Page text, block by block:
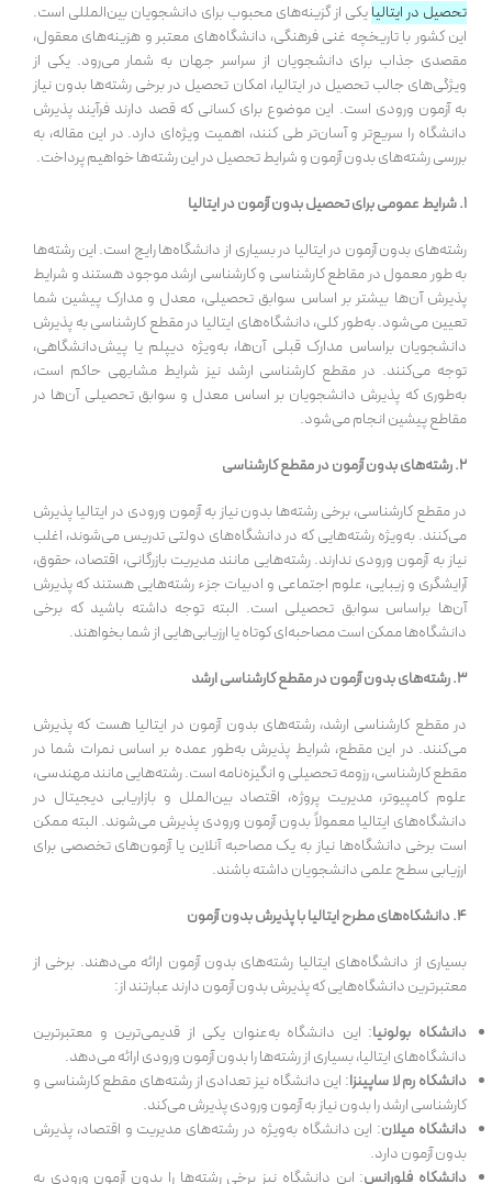
تحصیل در ایتالیایکی از گزینه‌های محبوب برای دانشجویان بین‌المللی است.
این کشور با تاریخچه غنی فرهنگی، دانشگاه‌های معتبر و هزینه‌های معقول،
مقصدی جذاب برای دانشجویان از سراسر جهان به شمار می‌رود. یکی از
ویژگی‌های جالب تحصیل در ایتالیا، امکان تحصیل در برخی رشته‌ها بدون نیاز
به آزمون ورودی است. این موضوع برای کسانی که قصد دارند فرآیند پذیرش
دانشگاه را سریع‌تر و آسان‌تر طی کنند، اهمیت ویژه‌ای دارد. در این مقاله، به
بررسی رشته‌های بدون آزمون و شرایط تحصیل در این رشته‌ها خواهیم پرداخت.
۱. شرایط عمومی برای تحصیل بدون آزمون در ایتالیا
رشته‌های بدون آزمون در ایتالیا در بسیاری از دانشگاه‌ها رایج است. این رشته‌ها
به طور معمول در مقاطع کارشناسی و کارشناسی ارشد موجود هستند و شرایط
پذیرش آن‌ها بیشتر بر اساس سوابق تحصیلی، معدل و مدارک پیشین شما
تعیین می‌شود. به‌طور کلی، دانشگاه‌های ایتالیا در مقطع کارشناسی به پذیرش
دانشجویان براساس مدارک قبلی آن‌ها، به‌ویژه دیپلم یا پیش‌دانشگاهی،
توجه می‌کنند. در مقطع کارشناسی ارشد نیز شرایط مشابهی حاکم است،
به‌طوری که پذیرش دانشجویان بر اساس معدل و سوابق تحصیلی آن‌ها در
مقاطع پیشین انجام می‌شود.
۲. رشته‌های بدون آزمون در مقطع کارشناسی
در مقطع کارشناسی، برخی رشته‌ها بدون نیاز به آزمون ورودی در ایتالیا پذیرش
می‌کنند. به‌ویژه رشته‌هایی که در دانشگاه‌های دولتی تدریس می‌شوند، اغلب
نیاز به آزمون ورودی ندارند. رشته‌هایی مانند مدیریت بازرگانی، اقتصاد، حقوق،
آرایشگری و زیبایی، علوم اجتماعی و ادبیات جزء رشته‌هایی هستند که پذیرش
آن‌ها براساس سوابق تحصیلی است. البته توجه داشته باشید که برخی
دانشگاه‌ها ممکن است مصاحبه‌ای کوتاه یا ارزیابی‌هایی از شما بخواهند.
۳. رشته‌های بدون آزمون در مقطع کارشناسی ارشد
در مقطع کارشناسی ارشد، رشته‌های بدون آزمون در ایتالیا هست که پذیرش
می‌کنند. در این مقطع، شرایط پذیرش به‌طور عمده بر اساس نمرات شما در
مقطع کارشناسی، رزومه تحصیلی و انگیزه‌نامه است. رشته‌هایی مانند مهندسی،
علوم کامپیوتر، مدیریت پروژه، اقتصاد بین‌الملل و بازاریابی دیجیتال در
دانشگاه‌های ایتالیا معمولاً بدون آزمون ورودی پذیرش می‌شوند. البته ممکن
است برخی دانشگاه‌ها نیاز به یک مصاحبه آنلاین یا آزمون‌های تخصصی برای
ارزیابی سطح علمی دانشجویان داشته باشند.
۴. دانشگاه‌های مطرح ایتالیا با پذیرش بدون آزمون
بسیاری از دانشگاه‌های ایتالیا رشته‌های بدون آزمون ارائه می‌دهند. برخی از
معتبرترین دانشگاه‌هایی که پذیرش بدون آزمون دارند عبارتند از:
دانشگاه بولونیا: این دانشگاه به‌عنوان یکی از قدیمی‌ترین و معتبرترین
دانشگاه‌های ایتالیا، بسیاری از رشته‌ها را بدون آزمون ورودی ارائه می‌دهد.
دانشگاه رم لا ساپینزا: این دانشگاه نیز تعدادی از رشته‌های مقطع کارشناسی و
کارشناسی ارشد را بدون نیاز به آزمون ورودی پذیرش می‌کند.
دانشگاه میلان: این دانشگاه به‌ویژه در رشته‌های مدیریت و اقتصاد، پذیرش
بدون آزمون دارد.
دانشگاه فلورانس: این دانشگاه نیز برخی رشته‌ها را بدون آزمون ورودی به